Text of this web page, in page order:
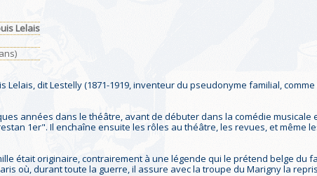
Lelais
Lelais, dit Lestelly (1871-1919, inventeur du pseudonyme familial,
années dans le théâtre, avant de débuter dans la comédie musicale
1er". Il enchaîne ensuite les rôles au théâtre, les revues, et même
était originaire, contrairement à une légende qui le prétend belge du
où, durant toute la guerre, il assure avec la troupe du Marigny la